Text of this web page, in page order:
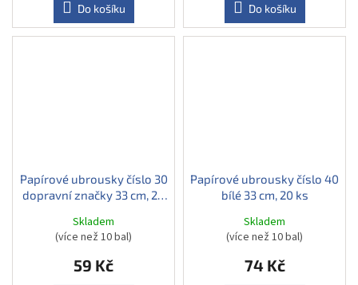
Do košíku Do košíku
Papírové ubrousky číslo 30
dopravní značky 33 cm, 20
Skladem
(více než 10 bal)
59 Kč
Papírové ubrousky číslo 40
bílé 33 cm, 20 ks
Skladem
(více než 10 bal)
74 Kč